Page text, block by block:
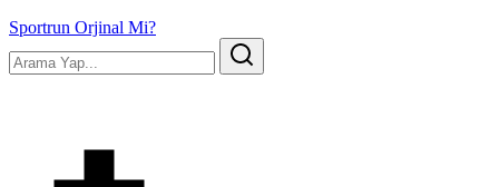
Sportrun Orjinal Mi?